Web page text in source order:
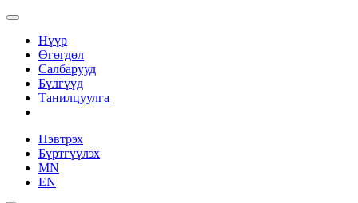
Нүүр
Өгөгдөл
Салбарууд
Бүлгүүд
Танилцуулга
Нэвтрэх
Бүртгүүлэх
MN
EN